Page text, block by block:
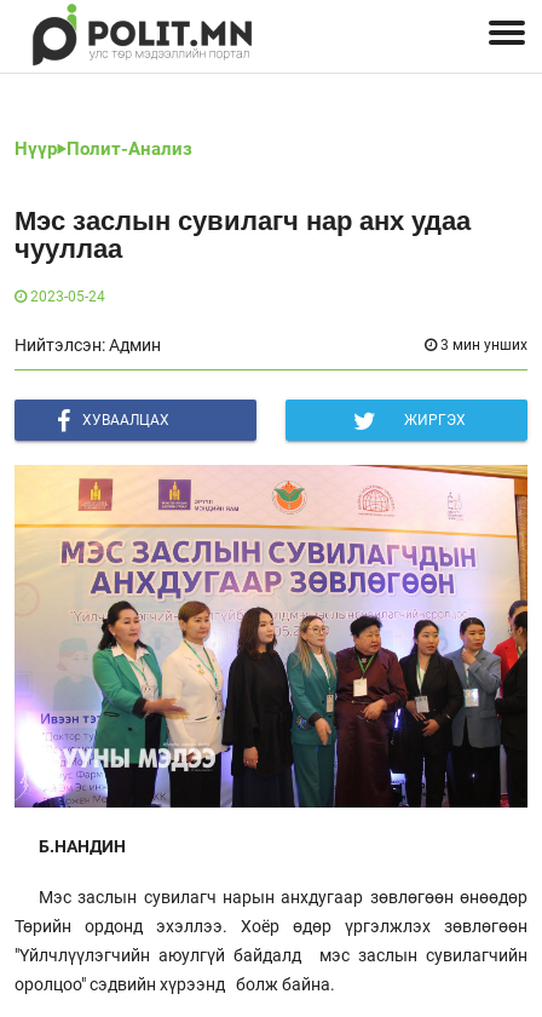
Нүүр Полит-Анализ
Мэс заслын сувилагч нар анх удаа
чууллаа
2023-05-24
Нийтэлсэн: Админ 3 мин унших
ХУВААЛЦАХ ЖИРГЭХ
Б.НАНДИН
Мэс заслын сувилагч нарын анхдугаар зөвлөгөөн өнөөдөр
Төрийн ордонд эхэллээ. Хоёр өдөр үргэлжлэх зөвлөгөөн
"Үйлчлүүлэгчийн аюулгүй байдалд мэс заслын сувилагчийн
оролцоо" сэдвийн хүрээнд болж байна.